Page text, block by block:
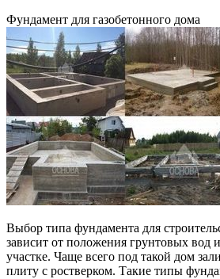
Фундамент для газобетонного дома
Выбор типа фундамента для
зависит от положения грунтовых вод
участке. Чаще всего под такой дом
плиту с ростверком. Такие типы